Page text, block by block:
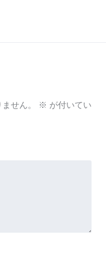
せん。 ※ が付いてい